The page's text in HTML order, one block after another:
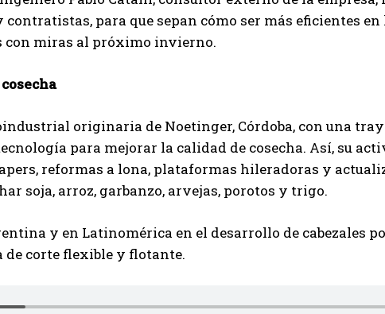
para que sepan cómo ser más eficientes
con miras al próximo invierno.
originaria de Noetinger, Córdoba, con una
para mejorar la calidad de cosecha. Así, su
reformas a lona, plataformas hileradoras y
soja, arroz, garbanzo, arvejas, porotos y trigo.
y en Latinomérica en el desarrollo de cabezales
de corte flexible y flotante.